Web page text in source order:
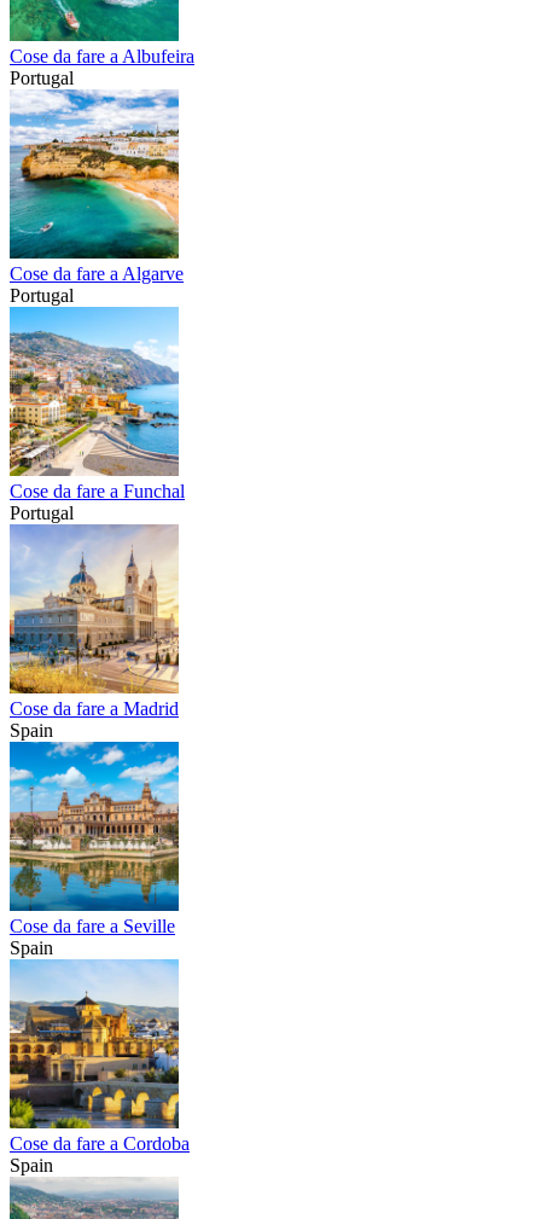
Cose da fare a Albufeira
Portugal
Cose da fare a Algarve
Portugal
Cose da fare a Funchal
Portugal
Cose da fare a Madrid
Spain
Cose da fare a Seville
Spain
Cose da fare a Cordoba
Spain